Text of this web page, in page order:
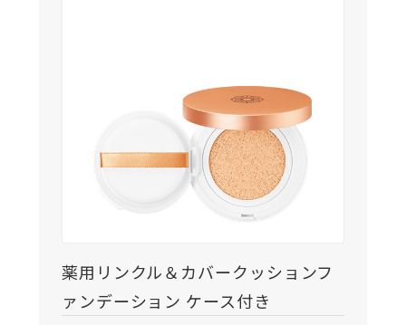
薬用リンクル＆カバークッションフ
ァンデーション ケース付き